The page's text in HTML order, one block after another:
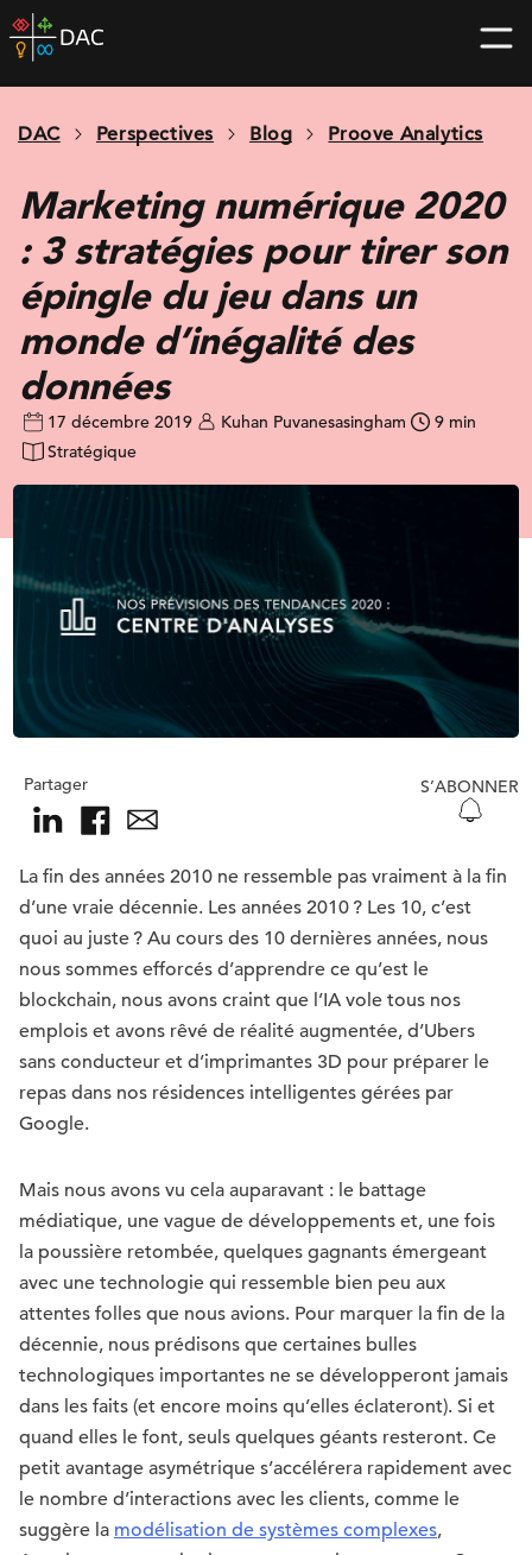
Skip
to
home
DAC Perspectives Blog Proove Analytics
Marketing numérique 2020
: 3 stratégies pour tirer son
épingle du jeu dans un
monde d’inégalité des
données
17 décembre 2019 Kuhan Puvanesasingham
9 min
Stratégique
Partager S’ABONNER
La fin des années 2010 ne ressemble pas vraiment à la fin
d’une vraie décennie. Les années 2010 ? Les 10, c’est
quoi au juste ? Au cours des 10 dernières années, nous
nous sommes efforcés d’apprendre ce qu’est le
blockchain, nous avons craint que l’IA vole tous nos
emplois et avons rêvé de réalité augmentée, d’Ubers
sans conducteur et d’imprimantes 3D pour préparer le
repas dans nos résidences intelligentes gérées par
Google.
Mais nous avons vu cela auparavant : le battage
médiatique, une vague de développements et, une fois
la poussière retombée, quelques gagnants émergeant
avec une technologie qui ressemble bien peu aux
attentes folles que nous avions. Pour marquer la fin de la
décennie, nous prédisons que certaines bulles
technologiques importantes ne se développeront jamais
dans les faits (et encore moins qu’elles éclateront). Si et
quand elles le font, seuls quelques géants resteront. Ce
petit avantage asymétrique s’accélérera rapidement avec
le nombre d’interactions avec les clients, comme le
suggère la modélisation de systèmes complexes,